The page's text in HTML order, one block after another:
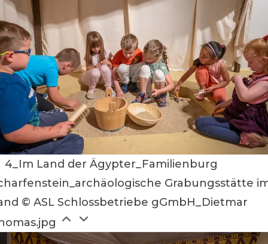
4_Im Land der Ägypter_Familienburg
Grabungsstätte
© ASL Schlossbetriebe gGmbH_Dietmar